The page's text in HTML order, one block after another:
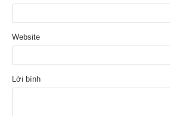
Website
Lời bình